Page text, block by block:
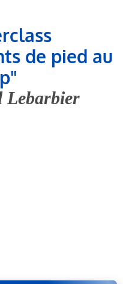
de pied au
Lebarbier